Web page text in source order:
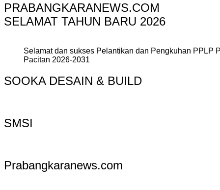
PRABANGKARANEWS.COM
SELAMAT TAHUN BARU 2026
Selamat dan sukses Pelantikan dan Pengkuhan PPLP
Pacitan 2026-2031
SOOKA DESAIN & BUILD
SMSI
Prabangkaranews.com